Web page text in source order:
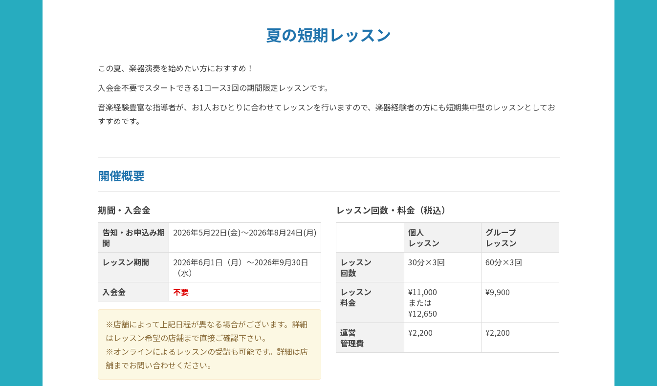
夏の短期レッスン
この夏、楽器演奏を始めたい方におすすめ！
入会金不要でスタートできる1コース3回の期間限定レッスンです。
音楽経験豊富な指導者が、お1人おひとりに合わせてレッスンを行いますので、楽器経験者の方にも短期集中型のレッスンとしてお
すすめです。
開催概要
期間・入会金
告知・お申込み期
間
2026年5月22日(金)～2026年8月24日(月)
レッスン期間
2026年6月1日（月）～2026年9月30日
（水）
入会金
不要
※店舗によって上記日程が異なる場合がございます。詳細
はレッスン希望の店舗まで直接ご確認下さい。
※オンラインによるレッスンの受講も可能です。詳細は店
舗までお問い合わせください。
レッスン回数・料金（税込）
個人
レッスン
グループ
レッスン
レッスン
回数
30分×3回 60分×3回
レッスン
料金
¥11,000
または
¥12,650
¥9,900
運営
管理費
¥2,200 ¥2,200